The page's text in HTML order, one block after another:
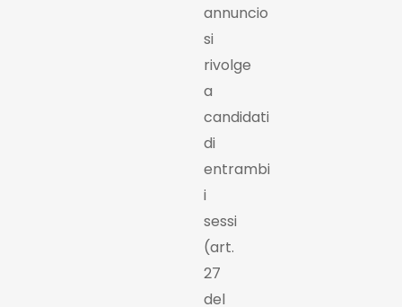
annuncio
si
rivolge
a
candidati
di
entrambi
i
sessi
(art.
27
del